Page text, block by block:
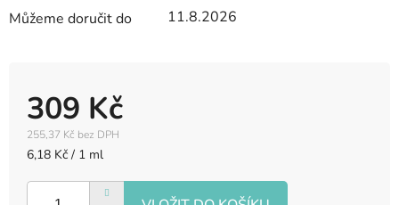
Můžeme doručit do
11.8.2026
309 Kč
255,37 Kč bez DPH
Měrná
6,18 Kč / 1 ml